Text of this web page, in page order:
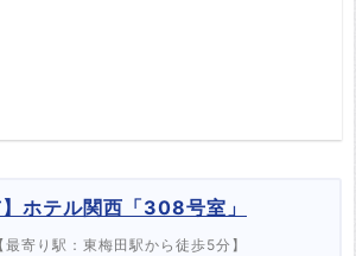
】ホテル関西「308号室」
【最寄り駅：東梅田駅から徒歩5分】